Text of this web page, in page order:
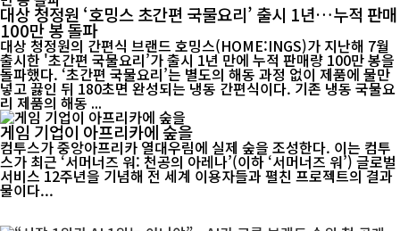
대상 청정원 ‘호밍스 초간편 국물요리’ 출시 1년…누적 판매
100만 봉 돌파
대상 청정원의 간편식 브랜드 호밍스(HOME:INGS)가 지난해 7월
출시한 '초간편 국물요리’가 출시 1년 만에 누적 판매량 100만 봉을
돌파했다. ‘초간편 국물요리’는 별도의 해동 과정 없이 제품에 물만
넣고 끓인 뒤 180초면 완성되는 냉동 간편식이다. 기존 냉동 국물요
리 제품의 해동 ...
게임 기업이 아프리카에 숲을
컴투스가 중앙아프리카 열대우림에 실제 숲을 조성한다. 이는 컴투
스가 최근 ‘서머너즈 워: 천공의 아레나’(이하 ‘서머너즈 워’) 글로벌
서비스 12주년을 기념해 전 세계 이용자들과 펼친 프로젝트의 결과
물이다...